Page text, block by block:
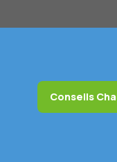
Conseils